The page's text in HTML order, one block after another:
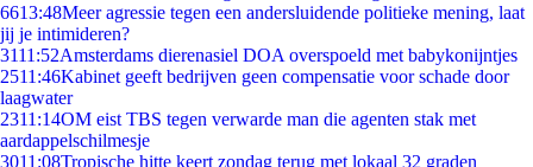
6613:48Meer agressie tegen een andersluidende politieke mening, laat
jij je intimideren?
3111:52Amsterdams dierenasiel DOA overspoeld met babykonijntjes
2511:46Kabinet geeft bedrijven geen compensatie voor schade door
laagwater
2311:14OM eist TBS tegen verwarde man die agenten stak met
aardappelschilmesje
3011:08Tropische hitte keert zondag terug met lokaal 32 graden